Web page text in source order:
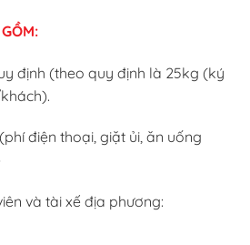
:
định (theo quy định là 25kg (ký
điện thoại, giặt ủi, ăn uống
và tài xế địa phương: